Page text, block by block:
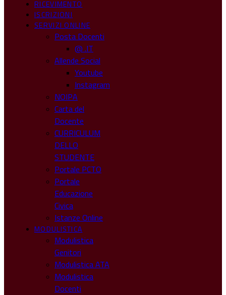
RICEVIMENTO
ISCRIZIONI
SERVIZI ONLINE
Posta Docenti
@ .IT
Allende Social
Youtube
Instagram
NOIPA
Carta del
Docente
CURRICULUM
DELLO
STUDENTE
Portale PCTO
Portale
Educazione
Civica
Istanze Online
MODULISTICA
Modulistica
Genitori
Modulistica ATA
Modulistica
Docenti